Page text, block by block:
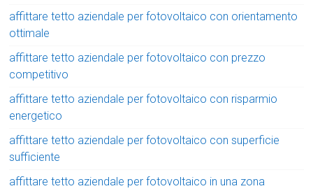
affittare tetto aziendale per fotovoltaico con orientamento
ottimale
affittare tetto aziendale per fotovoltaico con prezzo
competitivo
affittare tetto aziendale per fotovoltaico con risparmio
energetico
affittare tetto aziendale per fotovoltaico con superficie
sufficiente
affittare tetto aziendale per fotovoltaico in una zona